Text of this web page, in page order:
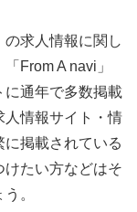
の求人情報に関し
From A navi」
に通年で多数掲載
人情報サイト・情
掲載されている
たい方などはそ
。